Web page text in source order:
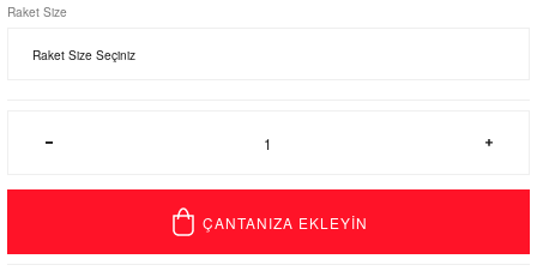
Raket Size
ÇANTANIZA EKLEYİN